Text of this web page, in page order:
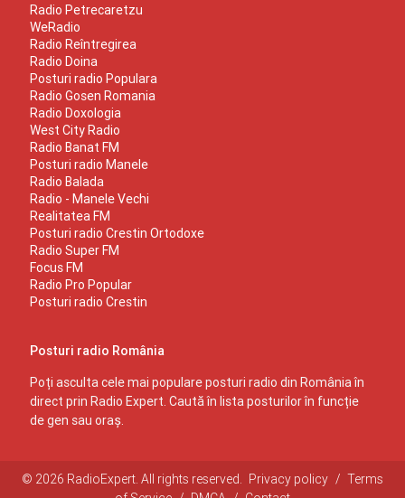
Radio Petrecaretzu
WeRadio
Radio Reîntregirea
Radio Doina
Posturi radio Populara
Radio Gosen Romania
Radio Doxologia
West City Radio
Radio Banat FM
Posturi radio Manele
Radio Balada
Radio - Manele Vechi
Realitatea FM
Posturi radio Crestin Ortodoxe
Radio Super FM
Focus FM
Radio Pro Popular
Posturi radio Crestin
Posturi radio România
Poți asculta cele mai populare posturi radio din România în
direct prin Radio Expert. Caută în lista posturilor în funcție
de gen sau oraș.
© 2026 RadioExpert. All rights reserved. Privacy policy / Terms